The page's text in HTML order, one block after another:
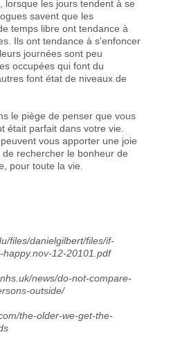
lorsque les jours tendent à se
savent que les
temps libre ont tendance à
Ils ont tendance à s'enfoncer
journées sont peu
occupées qui font du
font état de niveaux de
le piège de penser que vous
était parfait dans votre vie.
vous apporter une joie
rechercher le bonheur de
pour toute la vie.
files/danielgilbert/files/if-
12-20101.pdf
news/do-not-compare-
outside/
the-older-we-get-the-